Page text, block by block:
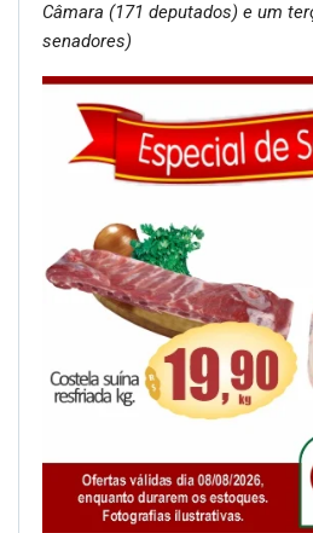
Câmara (171 deputados) e um
senadores)